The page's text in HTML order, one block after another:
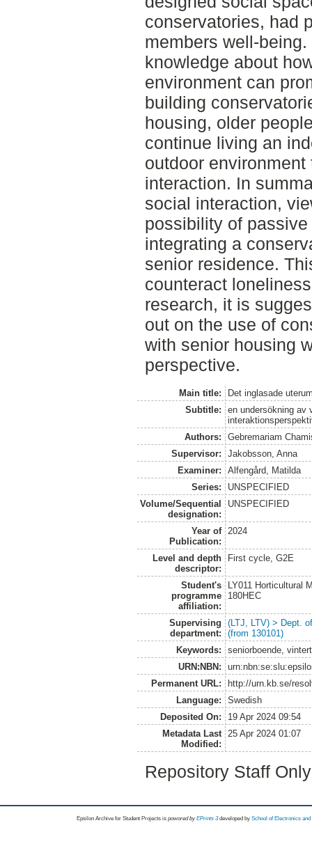
conservatories, had
members well-
knowledge about
environment can
building
housing, older
continue living an
outdoor
interaction. In
social interaction,
possibility of
integrating a
senior residence.
counteract
research, it is
out on the use of
with senior housing
perspective.
Main title:
Det inglasade
Subtitle:
en undersökning av
Authors:
Gebremariam
Supervisor:
Jakobsson, Anna
Examiner:
Alfengård, Matilda
Series:
UNSPECIFIED
Volume/Sequential
designation:
UNSPECIFIED
Year of
Publication:
2024
Level and depth
descriptor:
First cycle, G2E
Student's
programme
affiliation:
LY011 Horticultural
180HEC
Supervising
department:
(LTJ, LTV) > Dept.
(from 130101)
Keywords:
seniorboende,
URN:NBN:
Permanent URL:
http://urn.kb.se/
Language:
Swedish
Deposited On:
19 Apr 2024 09:54
Metadata Last
Modified:
25 Apr 2024 01:07
Repository Staff
Epsilon Archive for Student Projects is powored byEPrints 3 developed by School of Electronics